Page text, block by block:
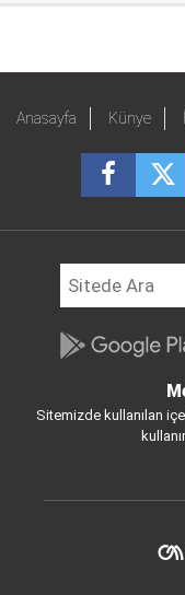
Anasayfa Künye
Sitemizde kullanılan